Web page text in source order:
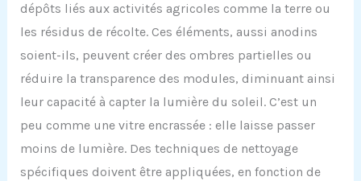
dépôts liés aux activités agricoles comme la terre ou
les résidus de récolte. Ces éléments, aussi anodins
soient-ils, peuvent créer des ombres partielles ou
réduire la transparence des modules, diminuant ainsi
leur capacité à capter la lumière du soleil. C’est un
peu comme une vitre encrassée : elle laisse passer
moins de lumière. Des techniques de nettoyage
spécifiques doivent être appliquées, en fonction de